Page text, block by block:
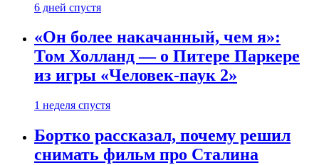
6 дней спустя
«Он более накачанный, чем я»:
Том Холланд — о Питере Паркере
из игры «Человек-паук 2»
1 неделя спустя
Бортко рассказал, почему решил
снимать фильм про Сталина